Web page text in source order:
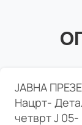
ЈАВНА
Нацрт-
четврт Ј